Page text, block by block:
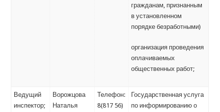
гражданам, признанным
в установленном
порядке безработными)
организация проведения
оплачиваемых
общественных работ;
Ведущий
инспектор;
Ворожцова
Наталья
Телефон:
8(817 56)
Государственная услуга
по информированию о